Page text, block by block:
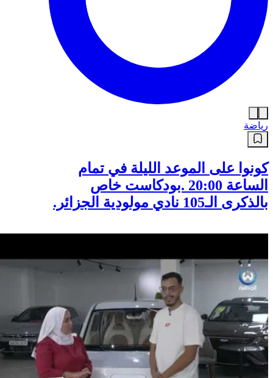
رياضة
كونوا على الموعد الليلة في تمام
الساعة 20:00 .بودكاست خاص
بالذكرى الـ105 نادي مولودية الجزائر.